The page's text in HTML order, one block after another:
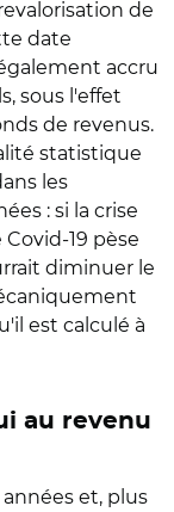
de
date
accru
sous l'effet
de revenus.
statistique
les
: si la crise
19 pèse
diminuer le
est calculé à
au revenu
et, plus